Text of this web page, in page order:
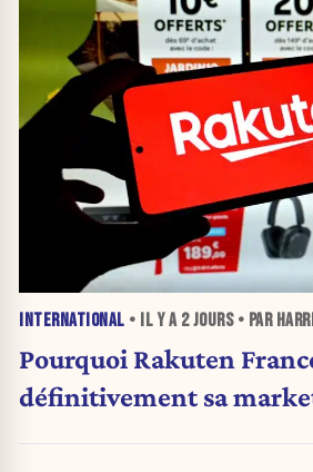
INTERNATIONAL • IL Y A 2 JOURS• PAR
Pourquoi Rakuten
définitivement sa